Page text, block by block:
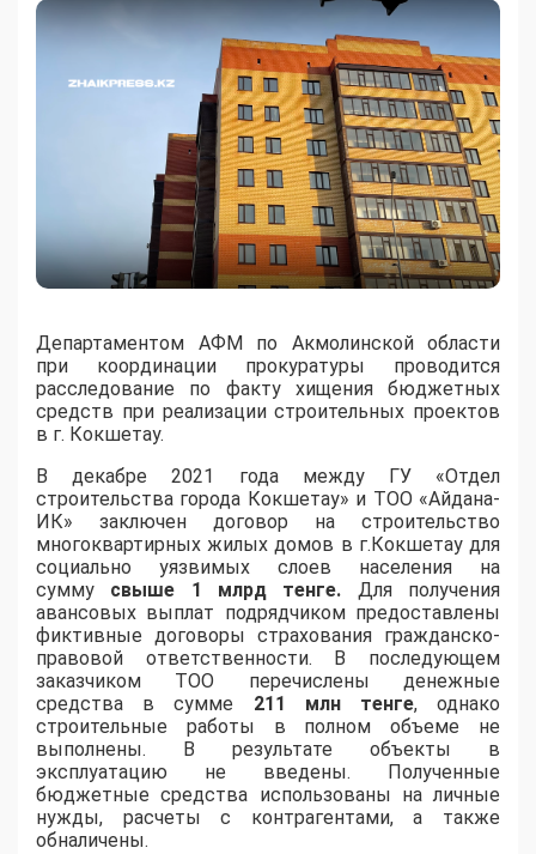
Департаментом АФМ по Акмолинской области
при координации прокуратуры проводится
расследование по факту хищения бюджетных
средств при реализации строительных проектов
в г. Кокшетау.
В декабре 2021 года между ГУ «Отдел
строительства города Кокшетау» и ТОО «Айдана-
ИК» заключен договор на строительство
многоквартирных жилых домов в г.Кокшетау для
социально уязвимых слоев населения на
сумму свыше 1 млрд тенге. Для получения
авансовых выплат подрядчиком предоставлены
фиктивные договоры страхования гражданско-
правовой ответственности. В последующем
заказчиком ТОО перечислены денежные
средства в сумме 211 млн тенге, однако
строительные работы в полном объеме не
выполнены. В результате объекты в
эксплуатацию не введены. Полученные
бюджетные средства использованы на личные
нужды, расчеты с контрагентами, а также
обналичены.